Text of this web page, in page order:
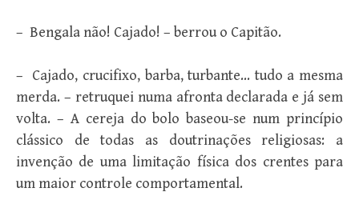
– Bengala não! Cajado! – berrou o Capitão.
– Cajado, crucifixo, barba, turbante… tudo a mesma
merda. – retruquei numa afronta declarada e já sem
volta. – A cereja do bolo baseou-se num princípio
clássico de todas as doutrinações religiosas: a
invenção de uma limitação física dos crentes para
um maior controle comportamental.